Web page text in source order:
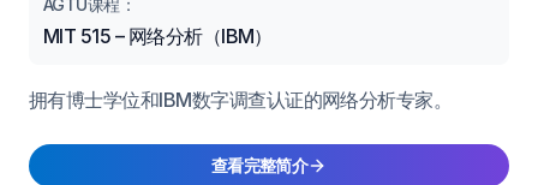
AGTU课程：
MIT 515 – 网络分析（IBM）
拥有博士学位和IBM数字调查认证的网络分析专家。
查看完整简介